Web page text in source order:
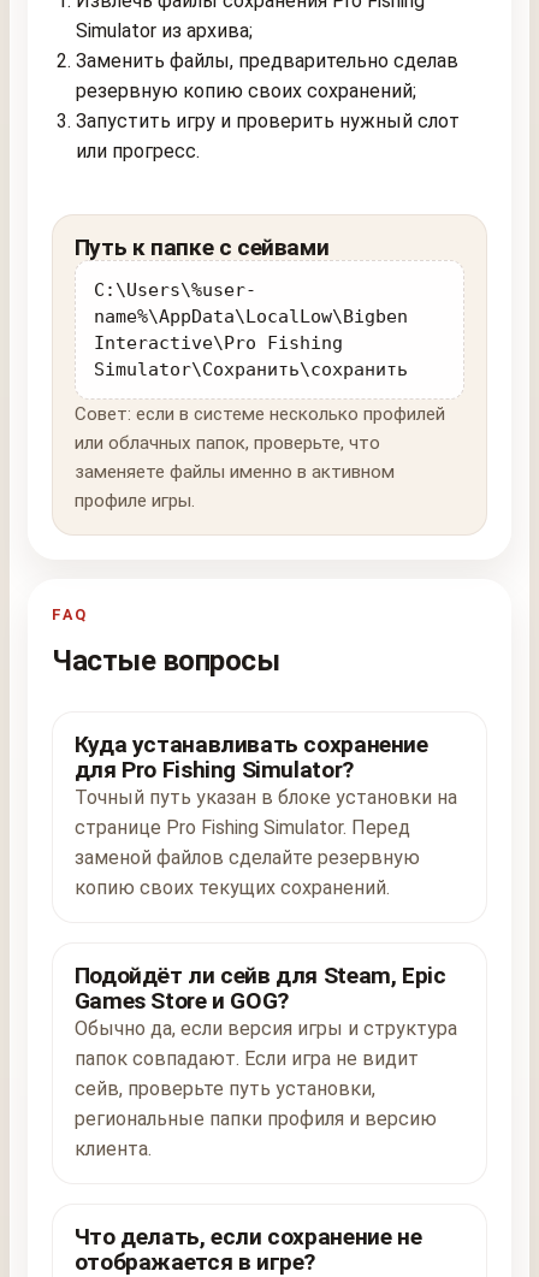
Simulator из архива;
Заменить файлы, предварительно сделав
резервную копию своих сохранений;
Запустить игру и проверить нужный слот
или прогресс.
Путь к папке с сейвами
C:\Users\%user-
name%\AppData\LocalLow\Bigben
Interactive\Pro Fishing
Simulator\Сохранить\сохранить
Совет: если в системе несколько профилей
или облачных папок, проверьте, что
заменяете файлы именно в активном
профиле игры.
FAQ
Частые вопросы
Куда устанавливать сохранение
для Pro Fishing Simulator?
Точный путь указан в блоке установки на
странице Pro Fishing Simulator. Перед
заменой файлов сделайте резервную
копию своих текущих сохранений.
Подойдёт ли сейв для Steam, Epic
Games Store и GOG?
Обычно да, если версия игры и структура
папок совпадают. Если игра не видит
сейв, проверьте путь установки,
региональные папки профиля и версию
клиента.
Что делать, если сохранение не
отображается в игре?